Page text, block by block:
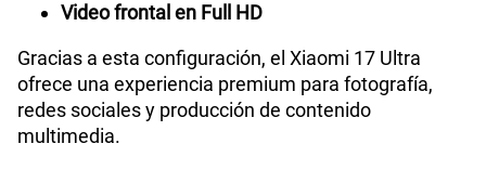
Video frontal en Full HD
Gracias a esta configuración, el Xiaomi 17 Ultra
ofrece una experiencia premium para fotografía,
redes sociales y producción de contenido
multimedia.